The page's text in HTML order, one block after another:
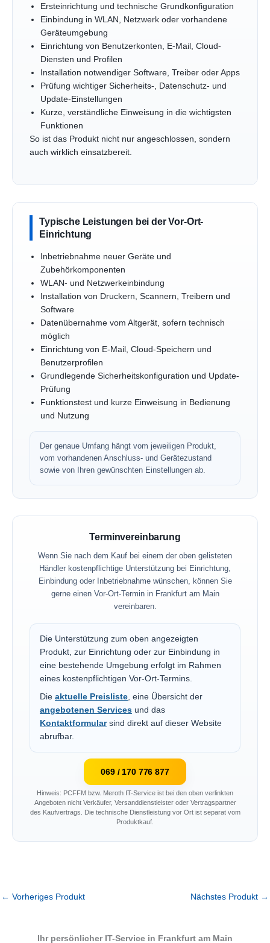
Ersteinrichtung und technische Grundkonfiguration
Einbindung in WLAN, Netzwerk oder vorhandene
Geräteumgebung
Einrichtung von Benutzerkonten, E-Mail, Cloud-
Diensten und Profilen
Installation notwendiger Software, Treiber oder Apps
Prüfung wichtiger Sicherheits-, Datenschutz- und
Update-Einstellungen
Kurze, verständliche Einweisung in die wichtigsten
Funktionen
So ist das Produkt nicht nur angeschlossen, sondern
auch wirklich einsatzbereit.
Typische Leistungen bei der Vor-Ort-
Einrichtung
Inbetriebnahme neuer Geräte und
Zubehörkomponenten
WLAN- und Netzwerkeinbindung
Installation von Druckern, Scannern, Treibern und
Software
Datenübernahme vom Altgerät, sofern technisch
möglich
Einrichtung von E-Mail, Cloud-Speichern und
Benutzerprofilen
Grundlegende Sicherheitskonfiguration und Update-
Prüfung
Funktionstest und kurze Einweisung in Bedienung
und Nutzung
Der genaue Umfang hängt vom jeweiligen Produkt,
vom vorhandenen Anschluss- und Gerätezustand
sowie von Ihren gewünschten Einstellungen ab.
Terminvereinbarung
Wenn Sie nach dem Kauf bei einem der oben gelisteten
Händler kostenpflichtige Unterstützung bei Einrichtung,
Einbindung oder Inbetriebnahme wünschen, können Sie
gerne einen Vor-Ort-Termin in Frankfurt am Main
vereinbaren.
Die Unterstützung zum oben angezeigten
Produkt, zur Einrichtung oder zur Einbindung in
eine bestehende Umgebung erfolgt im Rahmen
eines kostenpflichtigen Vor-Ort-Termins.
Die aktuelle Preisliste, eine Übersicht der
angebotenen Services und das
Kontaktformularsind direkt auf dieser Website
abrufbar.
069 / 170 776 877
Hinweis: PCFFM bzw. Meroth IT-Service ist bei den oben verlinkten
Angeboten nicht Verkäufer, Versanddienstleister oder Vertragspartner
des Kaufvertrags. Die technische Dienstleistung vor Ort ist separat vom
Produktkauf.
← Vorheriges Produkt Nächstes Produkt →
Ihr persönlicher IT-Service in Frankfurt am Main